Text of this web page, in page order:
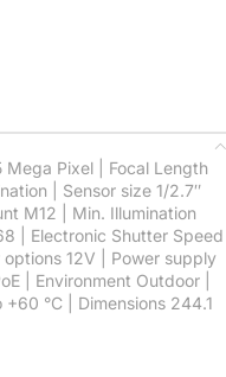
Pixel | Focal Length
| Sensor size 1/2.7″
M12 | Min. Illumination
| Electronic Shutter Speed
12V | Power supply
| Environment Outdoor |
°C | Dimensions 244.1